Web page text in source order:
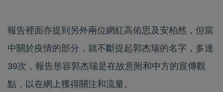
報告裡面亦提到另外兩位網紅高佑思及安柏然，但當
中關於疫情的部分，就不斷提起郭杰瑞的名字，多達
39次，報告形容郭杰瑞是在故意附和中方的宣傳觀
點，以在網上獲得關注和流量。